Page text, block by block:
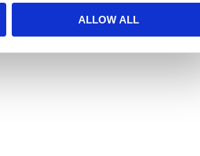
ALLOW ALL
med: E40 - E50 - LD41 - TK22 -